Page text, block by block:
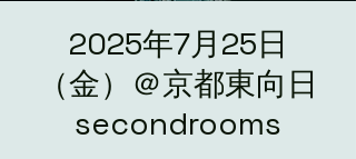
2025年7月25日
（金）＠京都東向日
secondrooms